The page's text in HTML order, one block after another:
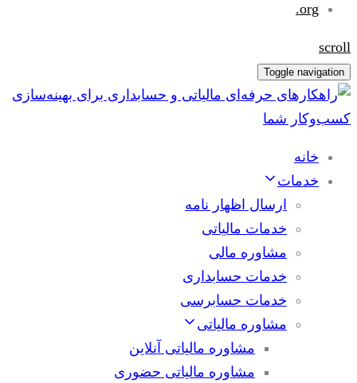
org.
scroll
Toggle navigation
خانه
خدمات
ارسال اظهار نامه
خدمات مالیاتی
مشاوره مالی
خدمات حسابداری
خدمات حسابرسی
مشاوره مالیاتی
مشاوره مالیاتی آنلاین
مشاوره مالیاتی حضوری